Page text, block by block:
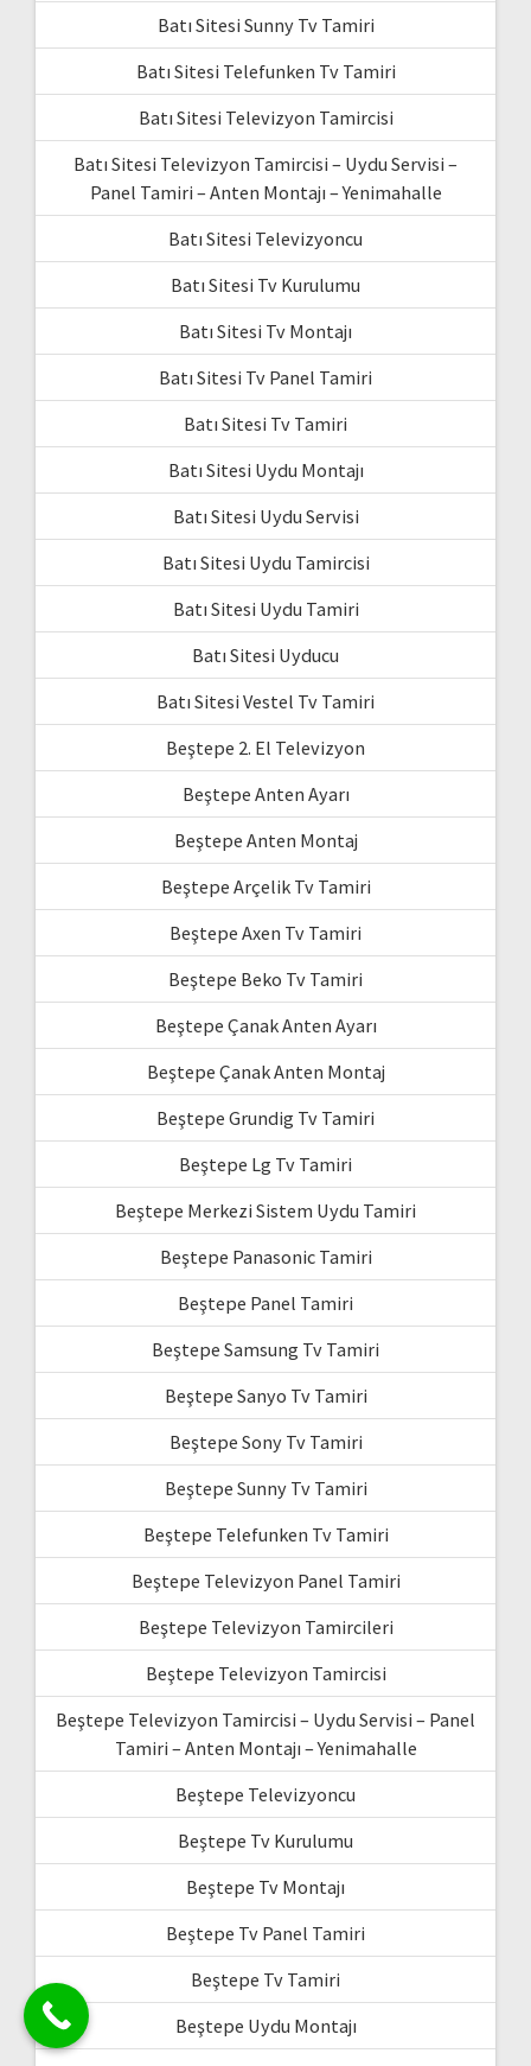
Batı Sitesi Sunny Tv Tamiri
Batı Sitesi Telefunken Tv Tamiri
Batı Sitesi Televizyon Tamircisi
Batı Sitesi Televizyon Tamircisi – Uydu Servisi –
Panel Tamiri – Anten Montajı – Yenimahalle
Batı Sitesi Televizyoncu
Batı Sitesi Tv Kurulumu
Batı Sitesi Tv Montajı
Batı Sitesi Tv Panel Tamiri
Batı Sitesi Tv Tamiri
Batı Sitesi Uydu Montajı
Batı Sitesi Uydu Servisi
Batı Sitesi Uydu Tamircisi
Batı Sitesi Uydu Tamiri
Batı Sitesi Uyducu
Batı Sitesi Vestel Tv Tamiri
Beştepe 2. El Televizyon
Beştepe Anten Ayarı
Beştepe Anten Montaj
Beştepe Arçelik Tv Tamiri
Beştepe Axen Tv Tamiri
Beştepe Beko Tv Tamiri
Beştepe Çanak Anten Ayarı
Beştepe Çanak Anten Montaj
Beştepe Grundig Tv Tamiri
Beştepe Lg Tv Tamiri
Beştepe Merkezi Sistem Uydu Tamiri
Beştepe Panasonic Tamiri
Beştepe Panel Tamiri
Beştepe Samsung Tv Tamiri
Beştepe Sanyo Tv Tamiri
Beştepe Sony Tv Tamiri
Beştepe Sunny Tv Tamiri
Beştepe Telefunken Tv Tamiri
Beştepe Televizyon Panel Tamiri
Beştepe Televizyon Tamircileri
Beştepe Televizyon Tamircisi
Beştepe Televizyon Tamircisi – Uydu Servisi – Panel
Tamiri – Anten Montajı – Yenimahalle
Beştepe Televizyoncu
Beştepe Tv Kurulumu
Beştepe Tv Montajı
Beştepe Tv Panel Tamiri
Beştepe Tv Tamiri
Beştepe Uydu Montajı